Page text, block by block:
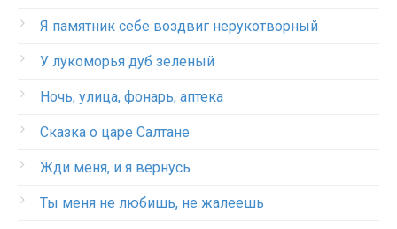
Я памятник себе воздвиг нерукотворный
У лукоморья дуб зеленый
Ночь, улица, фонарь, аптека
Сказка о царе Салтане
Жди меня, и я вернусь
Ты меня не любишь, не жалеешь